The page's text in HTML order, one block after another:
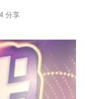
4 分享